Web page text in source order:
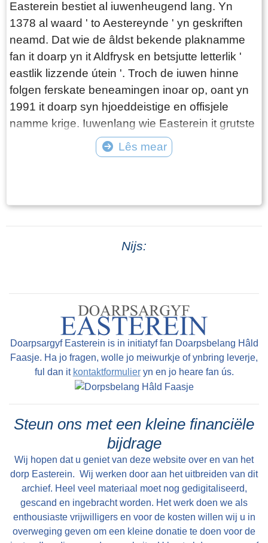
Easterein bestiet al iuwenheugend lang. Yn
1378 al waard ' to Aestereynde ' yn geskriften
neamd. Dat wie de âldst bekende plaknamme
fan it doarp yn it Aldfrysk en betsjutte letterlik '
eastlik lizzende útein '. Troch de iuwen hinne
folgen ferskate beneamingen inoar op, oant yn
1991 it doarp syn hjoeddeistige en offisjele
namme krige. Iuwenlang wie Easterein it grutste
en oansjenlikste doarp fan de gritenij dêr 't ta it
hearde, Hennaarderadeel. In gritenij wie yn it
iuw waard Easterein yn grutte en wichtichheid
oerfleugele troch it doarp Wommels.
Beskriuwing út 1788 In beskriuwing út 1788
joech in skildereftich doarpsbyld: In Oosterend,
toren te zijn die geheel van steen was. Dêrfan
hie de spits in hichte fan '60 fuotten (goed 18
meter ). Mar neidat yn it jier 1672 - op in ' bid '
dei - troch in hurde tongerslach de spits der
ôfslein waard, kaam der yn 1685 in houten spits
fan '30 fuotten ' (9 meter) heech. De tsjerke
waard sjoen as ien fan de fraaiste ûnder de
Lântsjerken. De kertieren om Easterein hinne
Neist de saneamde Kerkbuurt (it sintrum om de
tsjerke hinne) dy 't aardich grut wie, bestie it
doarp út fjouwer ' fjouwerendeelen ' of wol
kwartieren. De wichtichste wie it ' Meylehuister
vierendeel ' wêryn 't fjouwer steaten (in state is
in lânhûs of pleats fan oansjen, soms adellik)
leine. Dit wiene grut en lyts Meilahûs, Jellema en
Lês mear
Nijs:
Doarpsargyf Easterein is in initiatyf fan Doarpsbelang Hâld
Faasje. Ha jo fragen, wolle jo meiwurkje of ynbring leverje,
ful dan it kontaktformulieryn en jo heare fan ús.
Steun ons met een kleine financiële
bijdrage
Wij hopen dat u geniet van deze website over en van het
dorp Easterein. Wij werken door aan het uitbreiden van dit
archief. Heel veel materiaal moet nog gedigitaliseerd,
gescand en ingebracht worden. Het werk doen we als
enthousiaste vrijwilligers en voor de kosten willen wij u in
overweging geven om een kleine donatie te doen voor de